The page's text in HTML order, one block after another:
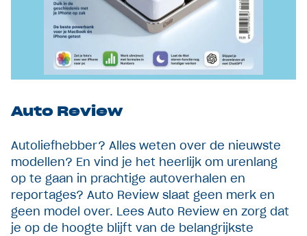
Auto Review
Autoliefhebber? Alles weten over de nieuwste
modellen? En vind je het heerlijk om urenlang
op te gaan in prachtige autoverhalen en
reportages? Auto Review slaat geen merk en
geen model over. Lees Auto Review en zorg dat
je op de hoogte blijft van de belangrijkste